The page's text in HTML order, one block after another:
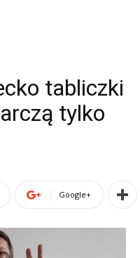
tabliczki
tylko
Google+